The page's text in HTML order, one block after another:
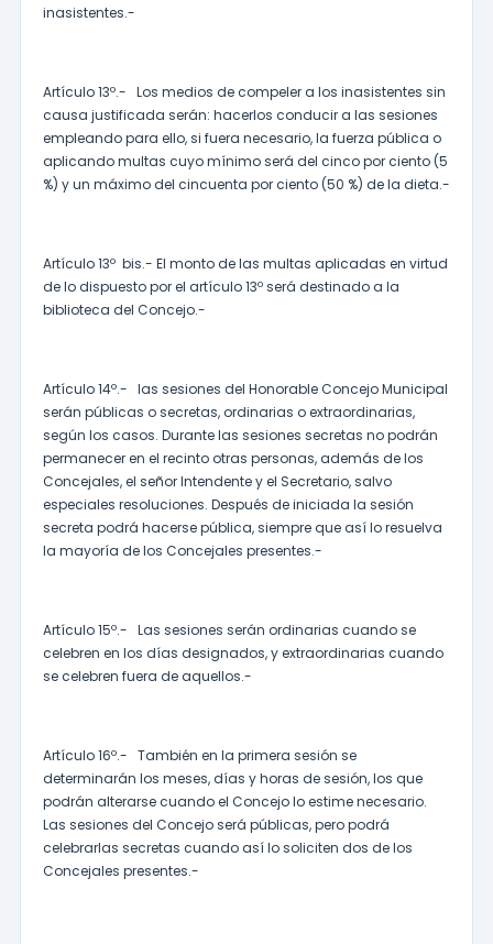
inasistentes.-
Artículo 13º.- Los medios de compeler a los inasistentes sin
causa justificada serán: hacerlos conducir a las sesiones
empleando para ello, si fuera necesario, la fuerza pública o
aplicando multas cuyo mínimo será del cinco por ciento (5
%) y un máximo del cincuenta por ciento (50 %) de la dieta.-
Artículo 13º bis.- El monto de las multas aplicadas en virtud
de lo dispuesto por el artículo 13º será destinado a la
biblioteca del Concejo.-
Artículo 14º.- las sesiones del Honorable Concejo Municipal
serán públicas o secretas, ordinarias o extraordinarias,
según los casos. Durante las sesiones secretas no podrán
permanecer en el recinto otras personas, además de los
Concejales, el señor Intendente y el Secretario, salvo
especiales resoluciones. Después de iniciada la sesión
secreta podrá hacerse pública, siempre que así lo resuelva
la mayoría de los Concejales presentes.-
Artículo 15º.- Las sesiones serán ordinarias cuando se
celebren en los días designados, y extraordinarias cuando
se celebren fuera de aquellos.-
Artículo 16º.- También en la primera sesión se
determinarán los meses, días y horas de sesión, los que
podrán alterarse cuando el Concejo lo estime necesario.
Las sesiones del Concejo será públicas, pero podrá
celebrarlas secretas cuando así lo soliciten dos de los
Concejales presentes.-